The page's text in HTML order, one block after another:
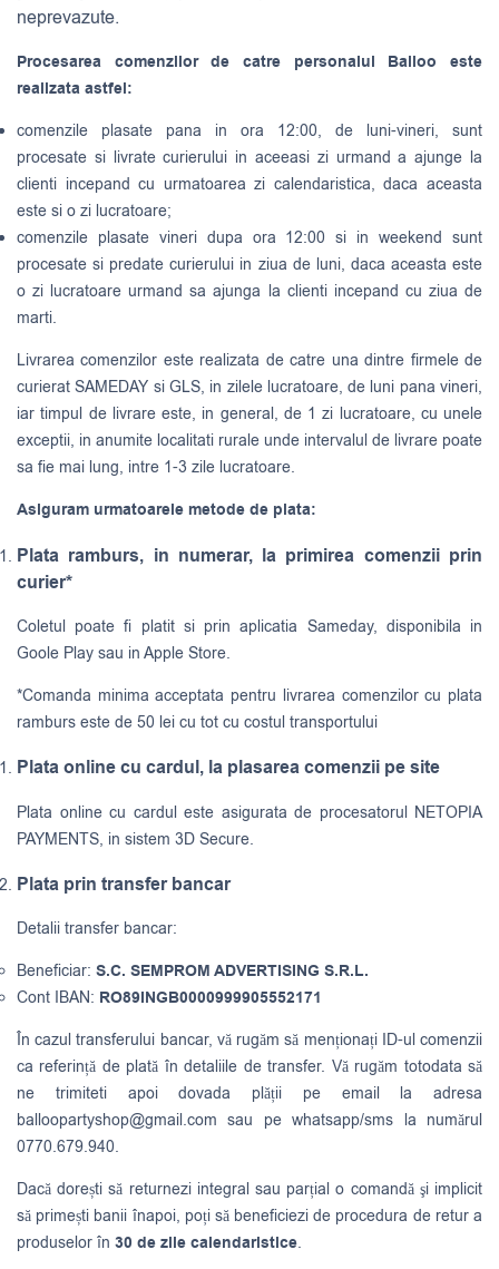
neprevazute.
Procesarea comenzilor de catre personalul Balloo este
realizata astfel:
comenzile plasate pana in ora 12:00, de luni-vineri, sunt
procesate si livrate curierului in aceeasi zi urmand a ajunge la
clienti incepand cu urmatoarea zi calendaristica, daca aceasta
este si o zi lucratoare;
comenzile plasate vineri dupa ora 12:00 si in weekend sunt
procesate si predate curierului in ziua de luni, daca aceasta este
o zi lucratoare urmand sa ajunga la clienti incepand cu ziua de
marti.
Livrarea comenzilor este realizata de catre una dintre firmele de
curieratSAMEDAY si GLS, in zilele lucratoare, de luni pana vineri,
iar timpul de livrare este, in general, de 1 zi lucratoare, cu unele
exceptii, in anumite localitati rurale unde intervalul de livrare poate
sa fie mai lung, intre 1-3 zile lucratoare.
Asiguram urmatoarele metode de plata:
Plata ramburs, in numerar, la primirea comenzii prin
curier*
Coletul poate fi platit si prin aplicatia Sameday, disponibila in
Goole Play sau in Apple Store.
*Comanda minima acceptata pentru livrarea comenzilor cu plata
ramburs este de 50 lei cu tot cu costul transportului
Plata online cu cardul, la plasarea comenzii pe site
Plata online cu cardul este asigurata de procesatorul NETOPIA
PAYMENTS, in sistem 3D Secure.
Plata prin transfer bancar
Detalii transfer bancar:
Beneficiar: S.C. SEMPROM ADVERTISING S.R.L.
Cont IBAN: RO89INGB0000999905552171
În cazul transferului bancar, vă rugăm să menționați ID-ul comenzii
ca referință de plată în detaliile de transfer. Vă rugăm totodata să
ne trimiteti apoi dovada plății pe email la adresa
balloopartyshop@gmail.com sau pe whatsapp/sms la numărul
0770.679.940.
Dacă dorești să returnezi integral sau parțial o comandă şi implicit
să primești banii înapoi, poți să beneficiezi de procedura de retur a
produselor în 30 de zile calendaristice.